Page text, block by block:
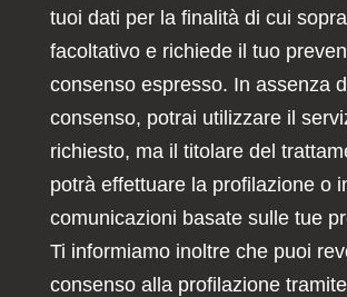
tuoi dati per la finalità di cui
facoltativo e richiede il tuo
consenso espresso. In assenza
consenso, potrai utilizzare il
richiesto, ma il titolare del
potrà effettuare la profilazione o
comunicazioni basate sulle tue
Ti informiamo inoltre che puoi
consenso alla profilazione